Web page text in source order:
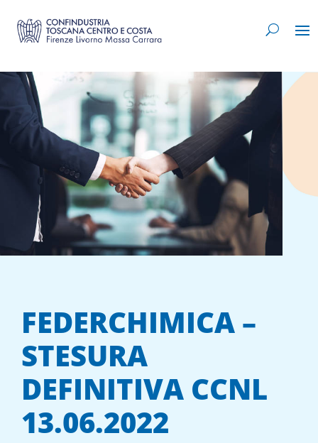
FEDERCHIMICA –
STESURA
DEFINITIVA CCNL
13.06.2022